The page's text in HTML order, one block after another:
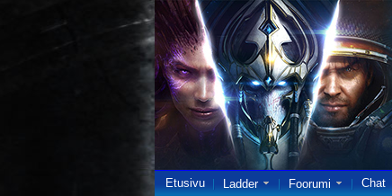
Etusivu Ladder Foorumi Chat